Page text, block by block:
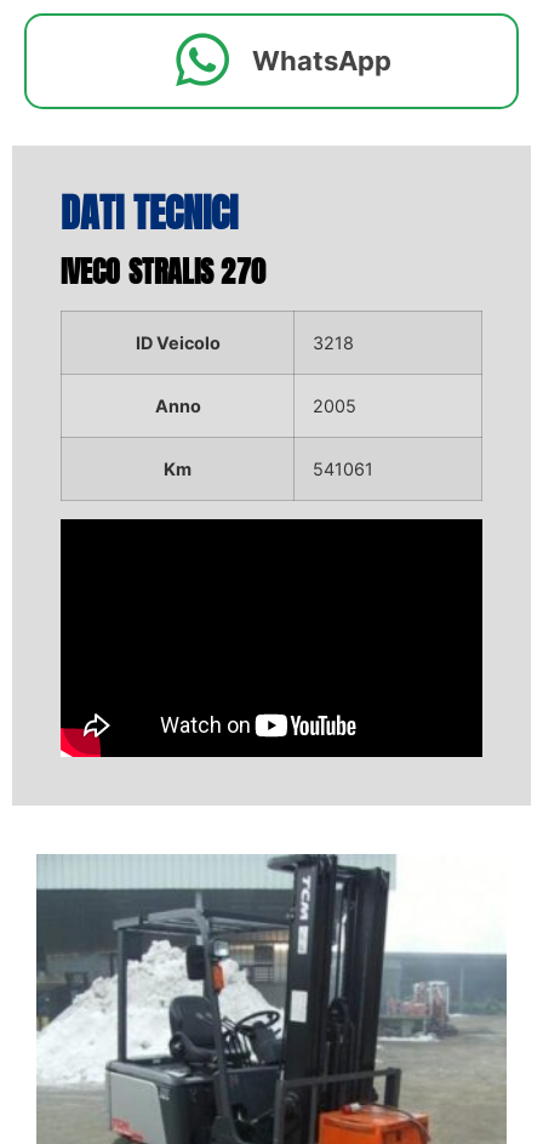
WhatsApp
DATI TECNICI
IVECO STRALIS 270
ID Veicolo 3218
Anno 2005
Km 541061